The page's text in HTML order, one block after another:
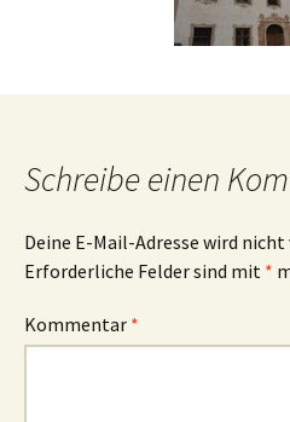
Schreibe einen
Deine E-Mail-Adresse wird
Erforderliche Felder sind mit *
Kommentar *